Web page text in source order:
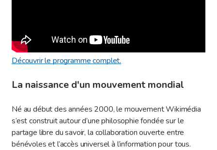
Découvrir le programme complet.
La naissance d'un mouvement mondial
Né au début des années 2000, le mouvement Wikimédia
s’est construit autour d’une philosophie fondée sur le
partage libre du savoir, la collaboration ouverte entre
bénévoles et l’accès universel à l’information pour tous.